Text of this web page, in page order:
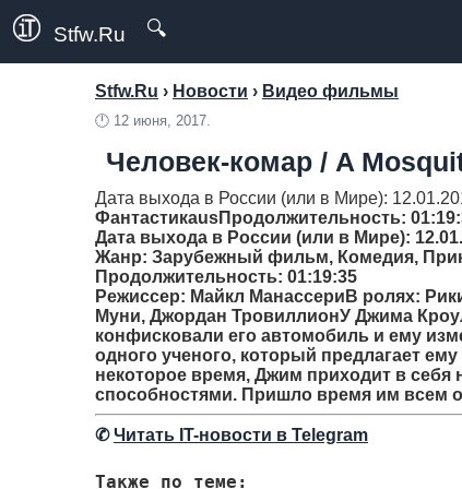
Stfw.Ru 🔍
Stfw.Ru › Новости › Видео фильмы
🕛 12 июня, 2017.
Человек-комар / A
Дата выхода в России (или в Мире):
ФантастикаusПродолжительность:
Дата выхода в России (или в Мире):
Жанр: Зарубежный фильм, Комедия,
Продолжительность: 01:19:35
Режиссер: Майкл МанассериВ ролях:
Муни, Джордан ТровиллионУ Джима
конфисковали его автомобиль и ему
одного ученого, который предлагает
некоторое время, Джим приходит в себя
способностями. Пришло время им всем
✆Читать IT-новости в Telegram
Также по теме: